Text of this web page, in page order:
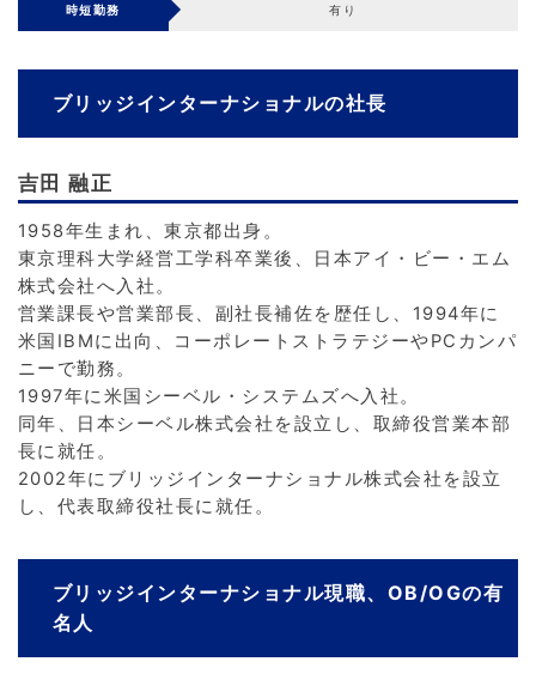
時短勤務 有り
ブリッジインターナショナルの社長
吉田 融正
1958年生まれ、東京都出身。
東京理科大学経営工学科卒業後、日本アイ・ビー・エム
株式会社へ入社。
営業課長や営業部長、副社長補佐を歴任し、1994年に
米国IBMに出向、コーポレートストラテジーやPCカンパ
ニーで勤務。
1997年に米国シーベル・システムズへ入社。
同年、日本シーベル株式会社を設立し、取締役営業本部
長に就任。
2002年にブリッジインターナショナル株式会社を設立
し、代表取締役社長に就任。
ブリッジインターナショナル現職、OB/OGの有
名人